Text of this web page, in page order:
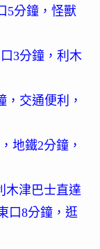
5分鐘，怪獸
3分鐘，利木
，交通便利，
地鐵2分鐘，
木津巴士直達
口8分鐘，逛